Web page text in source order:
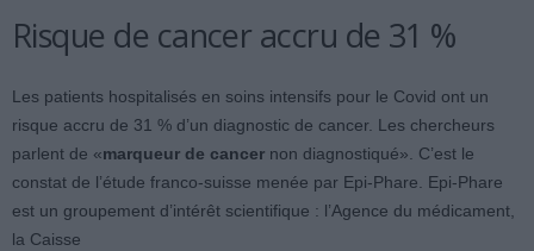
Risque de cancer accru de 31 %
Les patients hospitalisés en soins intensifs pour le Covid ont un
risque accru de 31 % d’un diagnostic de cancer. Les chercheurs
parlent de «marqueur de cancer non diagnostiqué». C’est le
constat de l’étude franco-suisse menée par Epi-Phare. Epi-Phare
est un groupement d’intérêt scientifique : l’Agence du médicament,
la Caisse